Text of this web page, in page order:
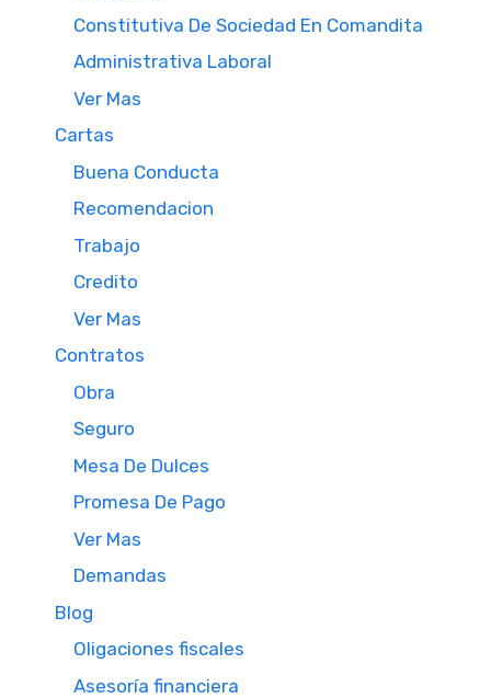
Constitutiva De Sociedad En Comandita
Administrativa Laboral
Ver Mas
Cartas
Buena Conducta
Recomendacion
Trabajo
Credito
Ver Mas
Contratos
Obra
Seguro
Mesa De Dulces
Promesa De Pago
Ver Mas
Demandas
Blog
Oligaciones fiscales
Asesoría financiera